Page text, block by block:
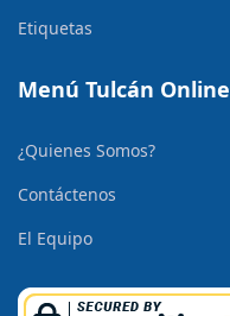
Etiquetas
Menú Tulcán Online
¿Quienes Somos?
Contáctenos
El Equipo